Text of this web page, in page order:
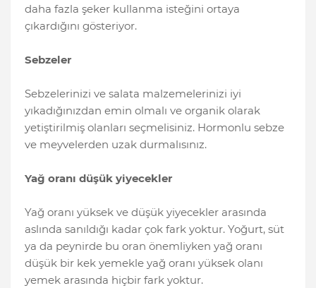
daha fazla şeker kullanma isteğini ortaya
çıkardığını gösteriyor.
Sebzeler
Sebzelerinizi ve salata malzemelerinizi iyi
yıkadığınızdan emin olmalı ve organik olarak
yetiştirilmiş olanları seçmelisiniz. Hormonlu sebze
ve meyvelerden uzak durmalısınız.
Yağ oranı düşük yiyecekler
Yağ oranı yüksek ve düşük yiyecekler arasında
aslında sanıldığı kadar çok fark yoktur. Yoğurt, süt
ya da peynirde bu oran önemliyken yağ oranı
düşük bir kek yemekle yağ oranı yüksek olanı
yemek arasında hiçbir fark yoktur.